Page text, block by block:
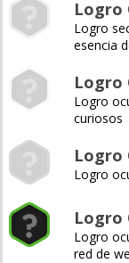
Logro
Logro
esencia
Logro
Logro
curiosos
Logro
Logro
Logro
Logro
red de